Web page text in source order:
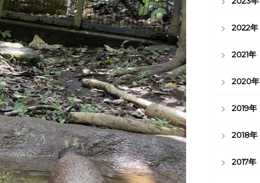
2022年
2021年
2020年
2019年
2018年
2017年